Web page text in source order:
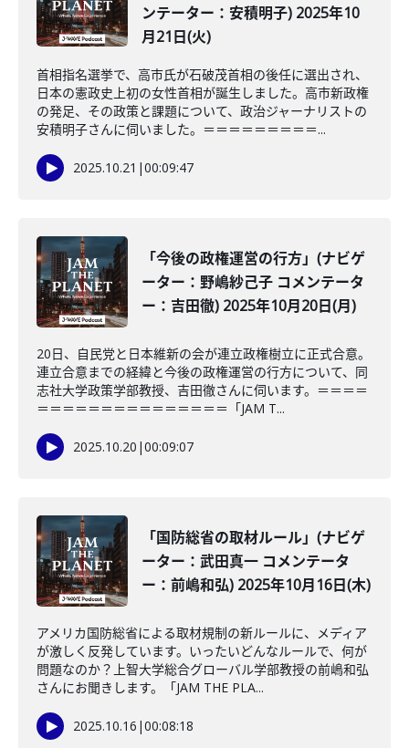
ンテーター：安積明子) 2025年10
月21日(火)
首相指名選挙で、高市氏が石破茂首相の後任に選出され、
日本の憲政史上初の女性首相が誕生しました。高市新政権
の発足、その政策と課題について、政治ジャーナリストの
安積明子さんに伺いました。＝＝＝＝＝＝＝＝＝...
2025.10.21 |00:09:47
「今後の政権運営の行方」(ナビゲ
ーター：野嶋紗己子 コメンテータ
ー：吉田徹) 2025年10月20日(月)
20日、自民党と日本維新の会が連立政権樹立に正式合意。
連立合意までの経緯と今後の政権運営の行方について、同
志社大学政策学部教授、吉田徹さんに伺います。＝＝＝＝
＝＝＝＝＝＝＝＝＝＝＝＝＝＝＝「JAM T...
2025.10.20 |00:09:07
「国防総省の取材ルール」(ナビゲ
ーター：武田真一 コメンテータ
ー：前嶋和弘) 2025年10月16日(木)
アメリカ国防総省による取材規制の新ルールに、メディア
が激しく反発しています。いったいどんなルールで、何が
問題なのか？上智大学総合グローバル学部教授の前嶋和弘
さんにお聞きします。「JAM THE PLA...
2025.10.16 |00:08:18